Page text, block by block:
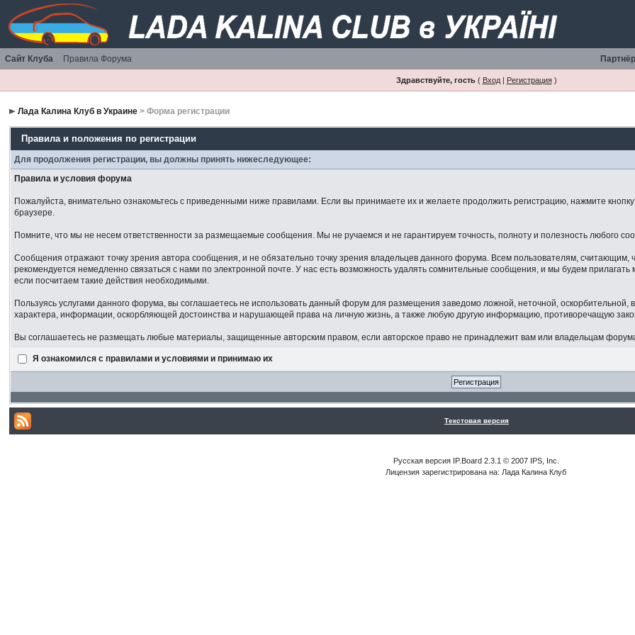
Сайт Клуба Правила Форума
Здравствуйте, гость( Вход| Регистрация)
Лада Калина Клуб в Украине > Форма регистрации
Правила и положения по регистрации
Для продолжения регистрации, вы должны принять нижеследующее:
Правила и условия форума
Пожалуйста, внимательно ознакомьтесь с приведенными ниже правилами. Если вы принимаете их и желаете продолжить регистрацию, нажмите
браузере.
Помните, что мы не несем ответственности за размещаемые сообщения. Мы не ручаемся и не гарантируем точность, полноту и полезность любого
Сообщения отражают точку зрения автора сообщения, и не обязательно точку зрения владельцев данного форума. Всем пользователям,
рекомендуется немедленно связаться с нами по электронной почте. У нас есть возможность удалять сомнительные сообщения, и мы будем
если посчитаем такие действия необходимыми.
Пользуясь услугами данного форума, вы соглашаетесь не использовать данный форум для размещения заведомо ложной, неточной,
характера, информации, оскорбляющей достоинства и нарушающей права на личную жизнь, а также любую другую информацию, противоречащую
Вы соглашаетесь не размещать любые материалы, защищенные авторским правом, если авторское право не принадлежит вам или владельцам
Я ознакомился с правилами и условиями и принимаю их
Текстовая версия
Русская версия IP.Board 2.3.1 © 2007 IPS, Inc.
Лицензия зарегистрирована на: Лада Калина Клуб